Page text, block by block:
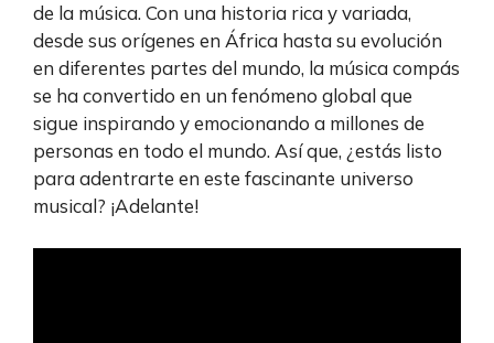
de la música. Con una historia rica y variada,
desde sus orígenes en África hasta su evolución
en diferentes partes del mundo, la música compás
se ha convertido en un fenómeno global que
sigue inspirando y emocionando a millones de
personas en todo el mundo. Así que, ¿estás listo
para adentrarte en este fascinante universo
musical? ¡Adelante!